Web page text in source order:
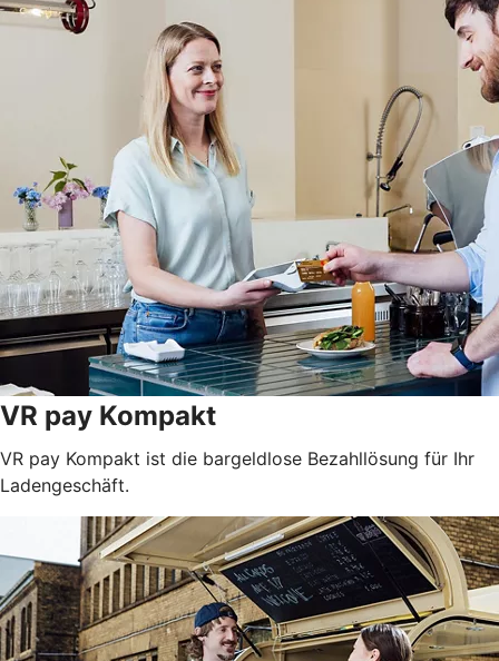
VR pay Kompakt
VR pay Kompakt ist die bargeldlose Bezahllösung für Ihr
Ladengeschäft.